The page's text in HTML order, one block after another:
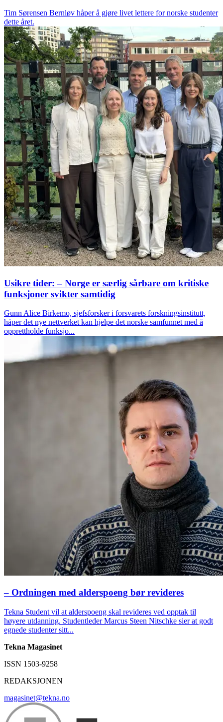
Tim Sørensen Bernløv håper å gjøre livet lettere for norske studenter
dette året.
Usikre tider: – Norge er særlig sårbare om kritiske
funksjoner svikter samtidig
Gunn Alice Birkemo, sjefsforsker i forsvarets forskningsinstitutt,
håper det nye nettverket kan hjelpe det norske samfunnet med å
opprettholde funksjo...
– Ordningen med alderspoeng bør revideres
Tekna Student vil at alderspoeng skal revideres ved opptak til
høyere utdanning. Studentleder Marcus Steen Nitschke sier at godt
egnede studenter sitt...
Tekna Magasinet
ISSN 1503-9258
REDAKSJONEN
magasinet@tekna.no